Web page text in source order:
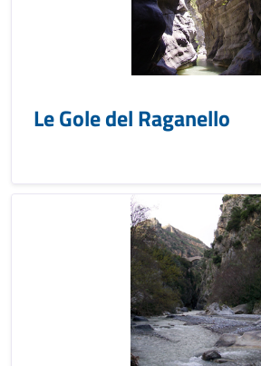
Le Gole del Raganello